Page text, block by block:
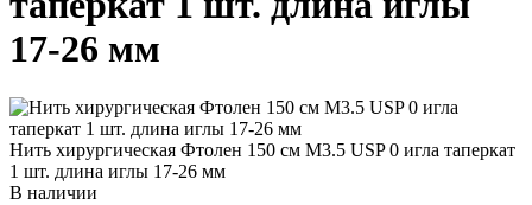
17-26 мм
Нить хирургическая Фтолен 150 см М3.5 USP 0 игла таперкат
1 шт. длина иглы 17-26 мм
В наличии